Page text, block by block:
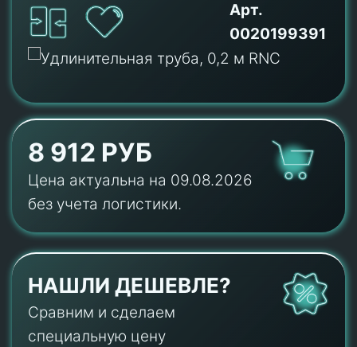
Арт.
0020199391
8 912 РУБ
Цена актуальна на 09.08.2026
без учета логистики.
НАШЛИ ДЕШЕВЛЕ?
Сравним и сделаем
специальную цену